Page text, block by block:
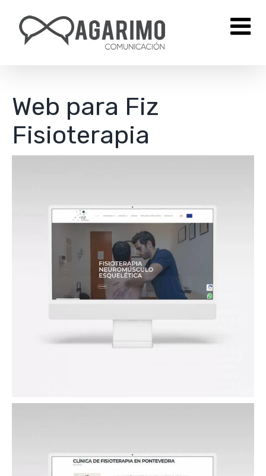
contenido
Web para Fiz
Fisioterapia